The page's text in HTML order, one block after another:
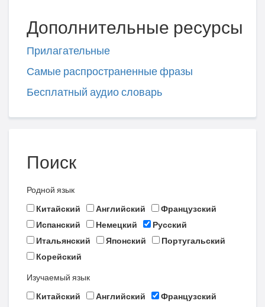
Дополнительные ресурсы
Прилагательные
Самые распространенные фразы
Бесплатный аудио словарь
Поиск
Родной язык
Китайский
Английский
Французский
Испанский
Немецкий
Русский
Итальянский
Японский
Португальский
Корейский
Изучаемый язык
Китайский
Английский
Французский